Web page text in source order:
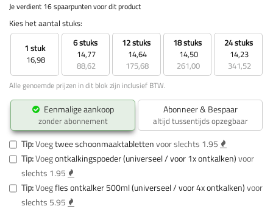
Je verdient 16 spaarpunten voor dit product
Kies het aantal stuks:
1 stuk
16,98
6 stuks
14,77
88,62
12 stuks
14,64
175,68
18 stuks
14,50
261,00
24 stuks
14,23
341,52
Alle genoemde prijzen in dit blok zijn inclusief BTW.
Eenmalige aankoop
zonder abonnement
Abonneer & Bespaar
altijd tussentijds opzegbaar
Tip:Voegtwee schoonmaaktablettenvoor slechts 1.95
Tip:Voegontkalkingspoeder (universeel / voor 1x ontkalken)voor
slechts 1.95
Tip:Voegfles ontkalker 500ml (universeel / voor 4x ontkalken)voor
slechts 5.95